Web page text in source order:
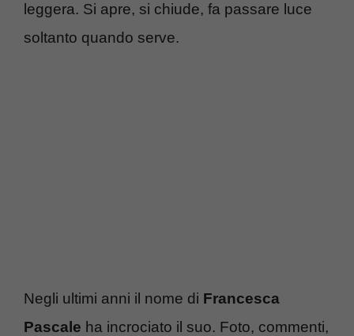
leggera. Si apre, si chiude, fa passare luce
soltanto quando serve.
Negli ultimi anni il nome di Francesca
Pascale ha incrociato il suo. Foto, commenti,